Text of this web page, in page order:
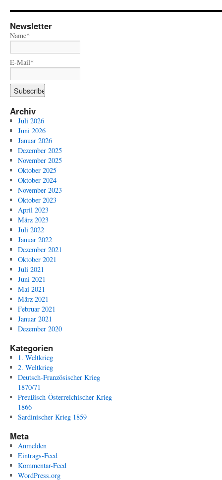
Newsletter
Name*
E-Mail*
Archiv
Juli 2026
Juni 2026
Januar 2026
Dezember 2025
November 2025
Oktober 2025
Oktober 2024
November 2023
Oktober 2023
April 2023
März 2023
Juli 2022
Januar 2022
Dezember 2021
Oktober 2021
Juli 2021
Juni 2021
Mai 2021
März 2021
Februar 2021
Januar 2021
Dezember 2020
Kategorien
1. Weltkrieg
2. Weltkrieg
Deutsch-Französischer Krieg
1870/71
Preußisch-Österreichischer Krieg
1866
Sardinischer Krieg 1859
Meta
Anmelden
Eintrags-Feed
Kommentar-Feed
WordPress.org